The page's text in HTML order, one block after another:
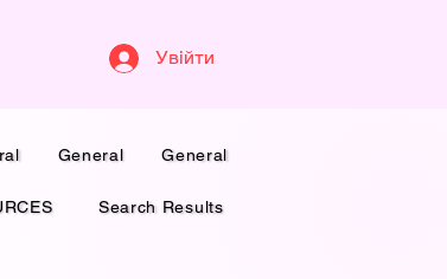
Увійти
General General
Search Results